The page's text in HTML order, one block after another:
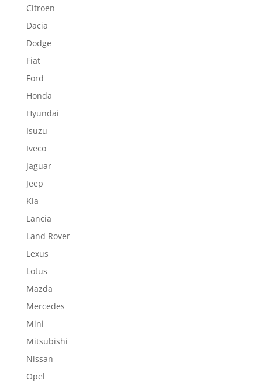
Citroen
Dacia
Dodge
Fiat
Ford
Honda
Hyundai
Isuzu
Iveco
Jaguar
Jeep
Kia
Lancia
Land Rover
Lexus
Lotus
Mazda
Mercedes
Mini
Mitsubishi
Nissan
Opel